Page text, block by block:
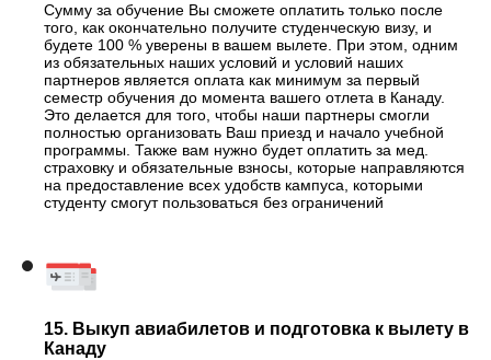
Сумму за обучение Вы сможете оплатить только после
того, как окончательно получите студенческую визу, и
будете 100 % уверены в вашем вылете. При этом, одним
из обязательных наших условий и условий наших
партнеров является оплата как минимум за первый
семестр обучения до момента вашего отлета в Канаду.
Это делается для того, чтобы наши партнеры смогли
полностью организовать Ваш приезд и начало учебной
программы. Также вам нужно будет оплатить за мед.
страховку и обязательные взносы, которые направляются
на предоставление всех удобств кампуса, которыми
студенту смогут пользоваться без ограничений
15. Выкуп авиабилетов и подготовка к вылету в
Канаду